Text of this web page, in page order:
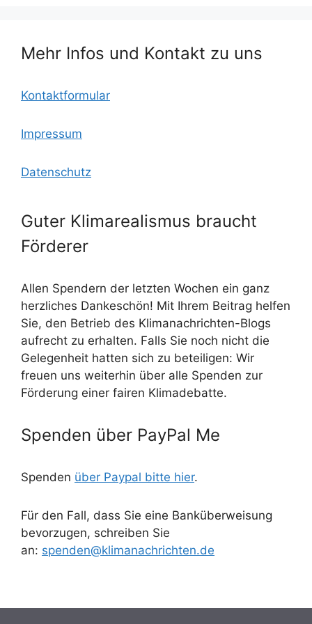
Mehr Infos und Kontakt zu uns
Kontaktformular
Impressum
Datenschutz
Guter Klimarealismus braucht
Förderer
Allen Spendern der letzten Wochen ein ganz
herzliches Dankeschön! Mit Ihrem Beitrag helfen
Sie, den Betrieb des Klimanachrichten-Blogs
aufrecht zu erhalten. Falls Sie noch nicht die
Gelegenheit hatten sich zu beteiligen: Wir
freuen uns weiterhin über alle Spenden zur
Förderung einer fairen Klimadebatte.
Spenden über PayPal Me
Spenden über Paypal bitte hier.
Für den Fall, dass Sie eine Banküberweisung
bevorzugen, schreiben Sie
an: spenden@klimanachrichten.de